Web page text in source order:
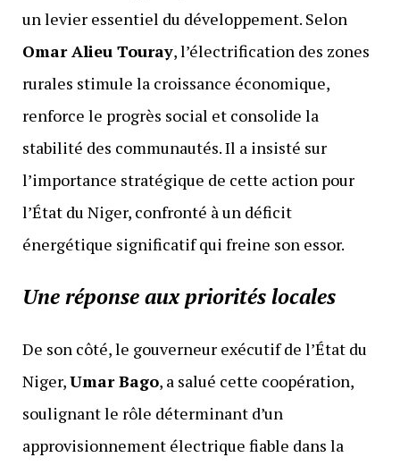
un levier essentiel du développement. Selon
Omar Alieu Touray, l’électrification des zones
rurales stimule la croissance économique,
renforce le progrès social et consolide la
stabilité des communautés. Il a insisté sur
l’importance stratégique de cette action pour
l’État du Niger, confronté à un déficit
énergétique significatif qui freine son essor.
Une réponse aux priorités locales
De son côté, le gouverneur exécutif de l’État du
Niger,Umar Bago, a salué cette coopération,
soulignant le rôle déterminant d’un
approvisionnement électrique fiable dans la